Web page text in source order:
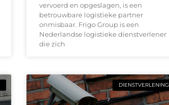
vervoerd en opgeslagen, is een
betrouwbare logistieke partner
onmisbaar. Frigo Group is een
Nederlandse logistieke dienstverlener
die zich
DIENSTVERLENING